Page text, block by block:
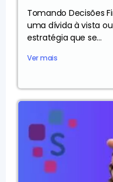
Tomando Decisões
uma dívida à vista
estratégia que se...
Ver mais